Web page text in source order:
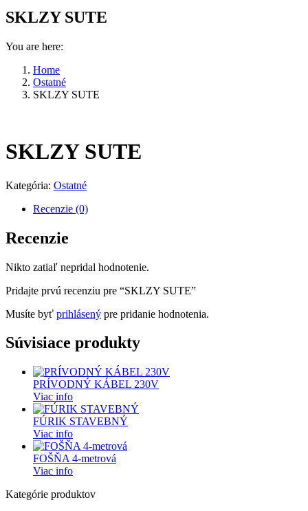
SKLZY SUTE
You are here:
Home
Ostatné
SKLZY SUTE
SKLZY SUTE
Kategória: Ostatné
Recenzie (0)
Recenzie
Nikto zatiaľ nepridal hodnotenie.
Pridajte prvú recenziu pre “SKLZY SUTE”
Musíte byť prihlásený pre pridanie hodnotenia.
Súvisiace produkty
PRÍVODNÝ KÁBEL 230V
Viac info
FÚRIK STAVEBNÝ
Viac info
FOŠŇA 4-metrová
Viac info
Kategórie produktov